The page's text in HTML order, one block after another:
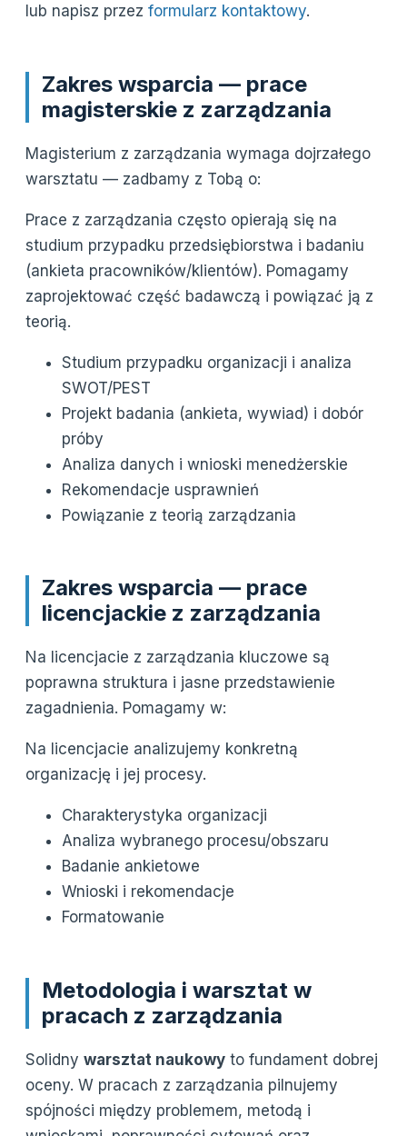
lub napisz przez formularz kontaktowy.
Zakres wsparcia — prace
magisterskie z zarządzania
Magisterium z zarządzania wymaga dojrzałego
warsztatu — zadbamy z Tobą o:
Prace z zarządzania często opierają się na
studium przypadku przedsiębiorstwa i badaniu
(ankieta pracowników/klientów). Pomagamy
zaprojektować część badawczą i powiązać ją z
teorią.
Studium przypadku organizacji i analiza
SWOT/PEST
Projekt badania (ankieta, wywiad) i dobór
próby
Analiza danych i wnioski menedżerskie
Rekomendacje usprawnień
Powiązanie z teorią zarządzania
Zakres wsparcia — prace
licencjackie z zarządzania
Na licencjacie z zarządzania kluczowe są
poprawna struktura i jasne przedstawienie
zagadnienia. Pomagamy w:
Na licencjacie analizujemy konkretną
organizację i jej procesy.
Charakterystyka organizacji
Analiza wybranego procesu/obszaru
Badanie ankietowe
Wnioski i rekomendacje
Formatowanie
Metodologia i warsztat w
pracach z zarządzania
Solidny warsztat naukowy to fundament dobrej
oceny. W pracach z zarządzania pilnujemy
spójności między problemem, metodą i